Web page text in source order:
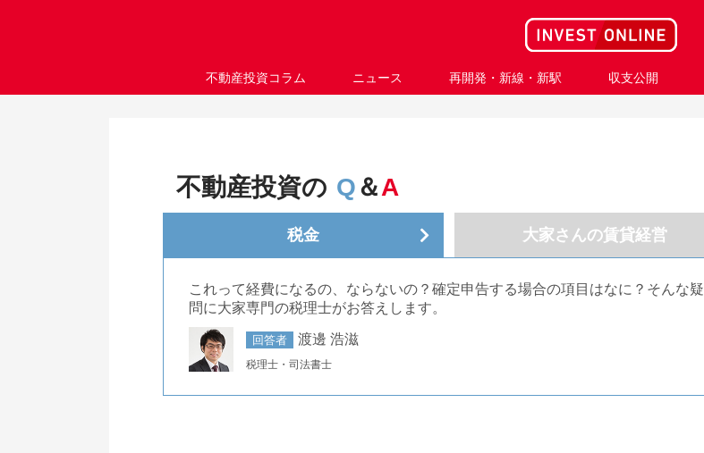
不動産投資コラム ニュース 再開発・新線・新駅 収支公開
不動産投資の Q＆A
税金 大家さんの賃貸経営
これって経費になるの、ならないの？確定申告する場合の項目はなに？そんな疑
問に大家専門の税理士がお答えします。
回答者 渡邊 浩滋
税理士・司法書士